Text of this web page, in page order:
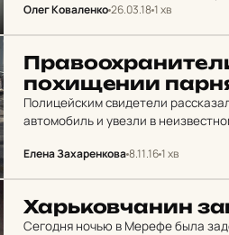
Олег Коваленко26.03.181 хв
по­хи­ще­нии
Полицейским свидетели
автомобиль и увезли в
Елена Захаренкова8.11.161 хв
Харь­ков­ча­нин
Сегодня ночью в Мерефе была